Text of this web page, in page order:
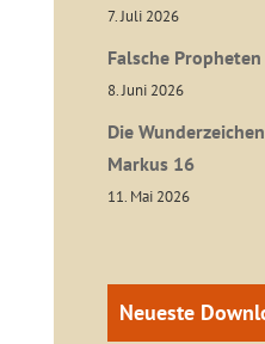
7. Juli 2026
Falsche
8. Juni 2026
Die
Markus 16
11. Mai 2026
Neueste